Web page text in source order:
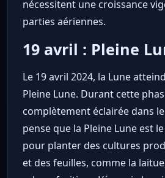
nécessitent une croissance
parties aériennes.
19 avril : Pleine
Le 19 avril 2024, la Lune
Pleine Lune. Durant cette
complètement éclairée dans
pense que la Pleine Lune est
pour planter des cultures
et des feuilles, comme la